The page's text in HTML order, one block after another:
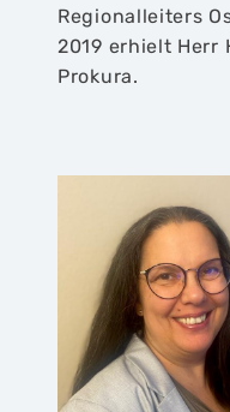
Regionalleiters
2019 erhielt Herr
Prokura.